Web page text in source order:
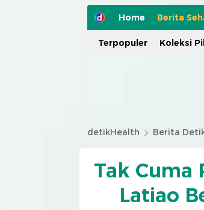
Home Berita
Terpopuler Koleksi
detikHealth Berita
Tak Cuma
Latiao